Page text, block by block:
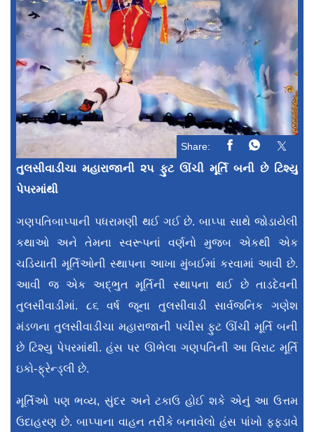
Share:
તુલસીવાડીચા મહારાજાની ૨૫ ફુટ ઊંચી મૂર્તિ બની છે ટિશ્યુ
પેપરમાંથી
ગણપતિબાપ્પાની પધરામણી થઈ ગઈ છે. બાપ્પા સાથે જોડાયેલી
કથાઓ અને તેમના સ્વરૂપનાં વર્ણનો મુજબ એકથી એક
ચડિયાતી મૂર્તિઓની સ્થાપના આખા મુંબઈમાં કરવામાં આવી છે.
આવી જ એક અદ્ભુત મૂર્તિની સ્થાપના થઈ છે તાડદેવની
તુલસીવાડીમાં. ૮૬ વર્ષ જૂના તુલસીવાડી સાર્વજનિક ગણેશ
મંડળના તુલસીવાડીચા મહારાજાની પચીસ ફુટ ઊંચી મૂર્તિ બની
છે ટિશ્યુ પેપરમાંથી. હંસ પર ઊભેલા ગણપતિની આ વિરાટ મૂર્તિ
ઇકો-ફ્રેન્ડ્લી છે.
મૂર્તિઓ પણ ભવ્ય, સુંદર અને ટકાઉ હોઈ શકે એનું આ ઉત્તમ
ઉદાહરણ છે. બાપ્પાના વાહન તરીકે બનાવેલો હંસ પાંખો ફફડાવે